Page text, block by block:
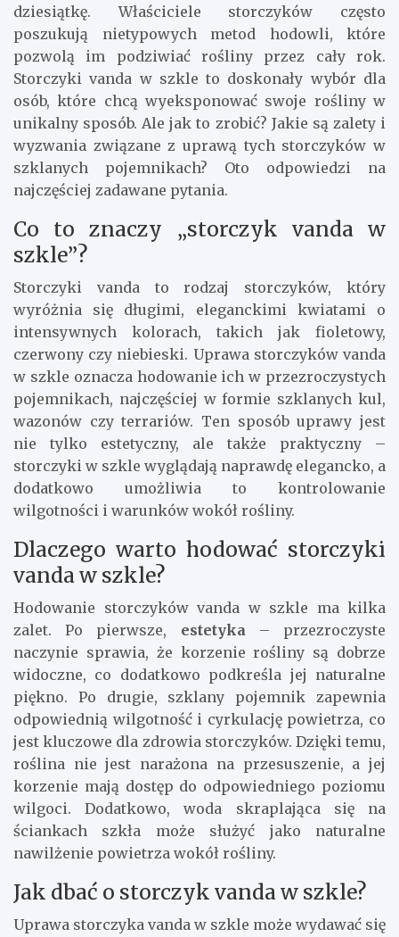
dziesiątkę. Właściciele storczyków często
poszukują nietypowych metod hodowli, które
pozwolą im podziwiać rośliny przez cały rok.
Storczyki vanda w szkle to doskonały wybór dla
osób, które chcą wyeksponować swoje rośliny w
unikalny sposób. Ale jak to zrobić? Jakie są zalety i
wyzwania związane z uprawą tych storczyków w
szklanych pojemnikach? Oto odpowiedzi na
najczęściej zadawane pytania.
Co to znaczy „storczyk vanda w
szkle”?
Storczyki vanda to rodzaj storczyków, który
wyróżnia się długimi, eleganckimi kwiatami o
intensywnych kolorach, takich jak fioletowy,
czerwony czy niebieski. Uprawa storczyków vanda
w szkle oznacza hodowanie ich w przezroczystych
pojemnikach, najczęściej w formie szklanych kul,
wazonów czy terrariów. Ten sposób uprawy jest
nie tylko estetyczny, ale także praktyczny –
storczyki w szkle wyglądają naprawdę elegancko, a
dodatkowo umożliwia to kontrolowanie
wilgotności i warunków wokół rośliny.
Dlaczego warto hodować storczyki
vanda w szkle?
Hodowanie storczyków vanda w szkle ma kilka
zalet. Po pierwsze, estetyka– przezroczyste
naczynie sprawia, że korzenie rośliny są dobrze
widoczne, co dodatkowo podkreśla jej naturalne
piękno. Po drugie, szklany pojemnik zapewnia
odpowiednią wilgotność i cyrkulację powietrza, co
jest kluczowe dla zdrowia storczyków. Dzięki temu,
roślina nie jest narażona na przesuszenie, a jej
korzenie mają dostęp do odpowiedniego poziomu
wilgoci. Dodatkowo, woda skraplająca się na
ściankach szkła może służyć jako naturalne
nawilżenie powietrza wokół rośliny.
Jak dbać o storczyk vanda w szkle?
Uprawa storczyka vanda w szkle może wydawać się